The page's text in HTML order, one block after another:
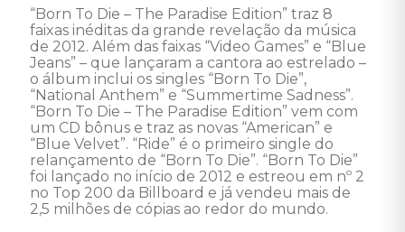
“Born To Die – The Paradise Edition” traz 8
faixas inéditas da grande revelação da música
de 2012. Além das faixas “Video Games” e “Blue
Jeans” – que lançaram a cantora ao estrelado –
o álbum inclui os singles “Born To Die”,
“National Anthem” e “Summertime Sadness”.
“Born To Die – The Paradise Edition” vem com
um CD bônus e traz as novas “American” e
“Blue Velvet”. “Ride” é o primeiro single do
relançamento de “Born To Die”. “Born To Die”
foi lançado no início de 2012 e estreou em nº 2
no Top 200 da Billboard e já vendeu mais de
2,5 milhões de cópias ao redor do mundo.